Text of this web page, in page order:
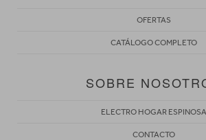
OFERTAS
CATÁLOGO COMPLETO
SOBRE
ELECTRO HOGAR ESPINOSA
CONTACTO